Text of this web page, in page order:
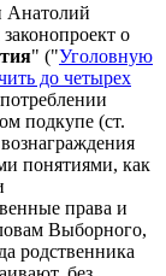
Анатолий
о
" ("Уголовную
до четырех
подкупе (ст.
понятиями, как
права и
Выборного,
родственника